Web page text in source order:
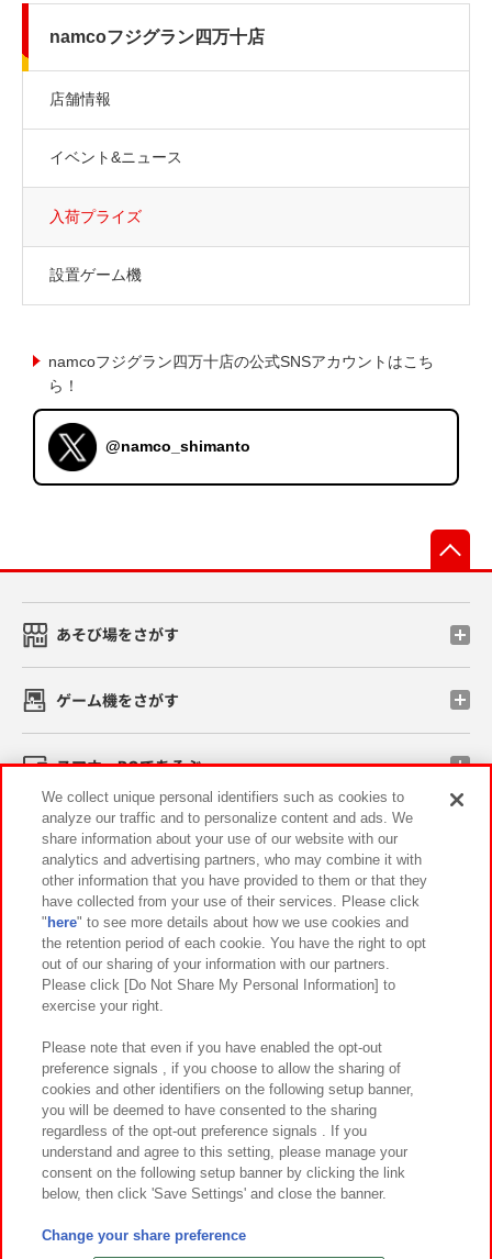
namcoフジグラン四万十店
店舗情報
イベント&ニュース
入荷プライズ
設置ゲーム機
namcoフジグラン四万十店の公式SNSアカウントはこち
ら！
@namco_shimanto
あそび場をさがす
ゲーム機をさがす
スマホ・PCであそぶ
イベント・キャンペーン
関連会社 サステナビリティ サイトポリシー
プライバシーポリシー ウェブアクセシビリティ方針と検証結果
お取引先さまとともに
カスタマーハラスメント対応方針 よくあるご質問・お問い合わせ
©Bandai Namco Amusement Inc.
©Bandai Namco Amusement Lab Inc.
We collect unique personal identifiers such as cookies to
analyze our traffic and to personalize content and ads. We
share information about your use of our website with our
analytics and advertising partners, who may combine it with
other information that you have provided to them or that they
have collected from your use of their services. Please click
" here" to see more details about how we use cookies and
the retention period of each cookie. You have the right to opt
out of our sharing of your information with our partners.
Please click [Do Not Share My Personal Information] to
exercise your right.
Please note that even if you have enabled the opt-out
preference signals , if you choose to allow the sharing of
cookies and other identifiers on the following setup banner,
you will be deemed to have consented to the sharing
regardless of the opt-out preference signals . If you
understand and agree to this setting, please manage your
consent on the following setup banner by clicking the link
below, then click 'Save Settings' and close the banner.
Change your share preference